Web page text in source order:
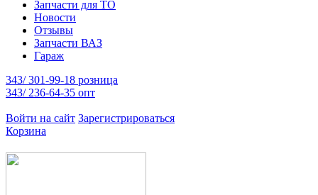
Запчасти для ТО
Новости
Отзывы
Запчасти ВАЗ
Гараж
343/ 301-99-18 розница
343/ 236-64-35 опт
Войти на сайт Зарегистрироваться
Корзина